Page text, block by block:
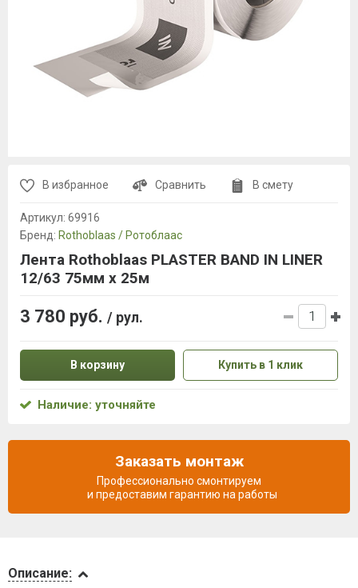
Описание:
В избранное Сравнить В смету
Артикул: 69916
Бренд: Rothoblaas / Ротоблаас
Лента Rothoblaas PLASTER BAND IN LINER
12/63 75мм х 25м
3 780 руб. / рул.
В корзину Купить в 1 клик
Наличие: уточняйте
Заказать монтаж
Профессионально смонтируем
и предоставим гарантию на работы